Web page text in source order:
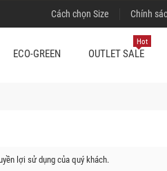
Cách chọn Size Chính
ECO-GREEN OUTLET SALE
Hot
lợi sử dụng của quý khách.